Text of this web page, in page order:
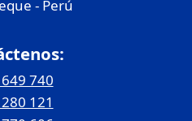
- Perú
740
121